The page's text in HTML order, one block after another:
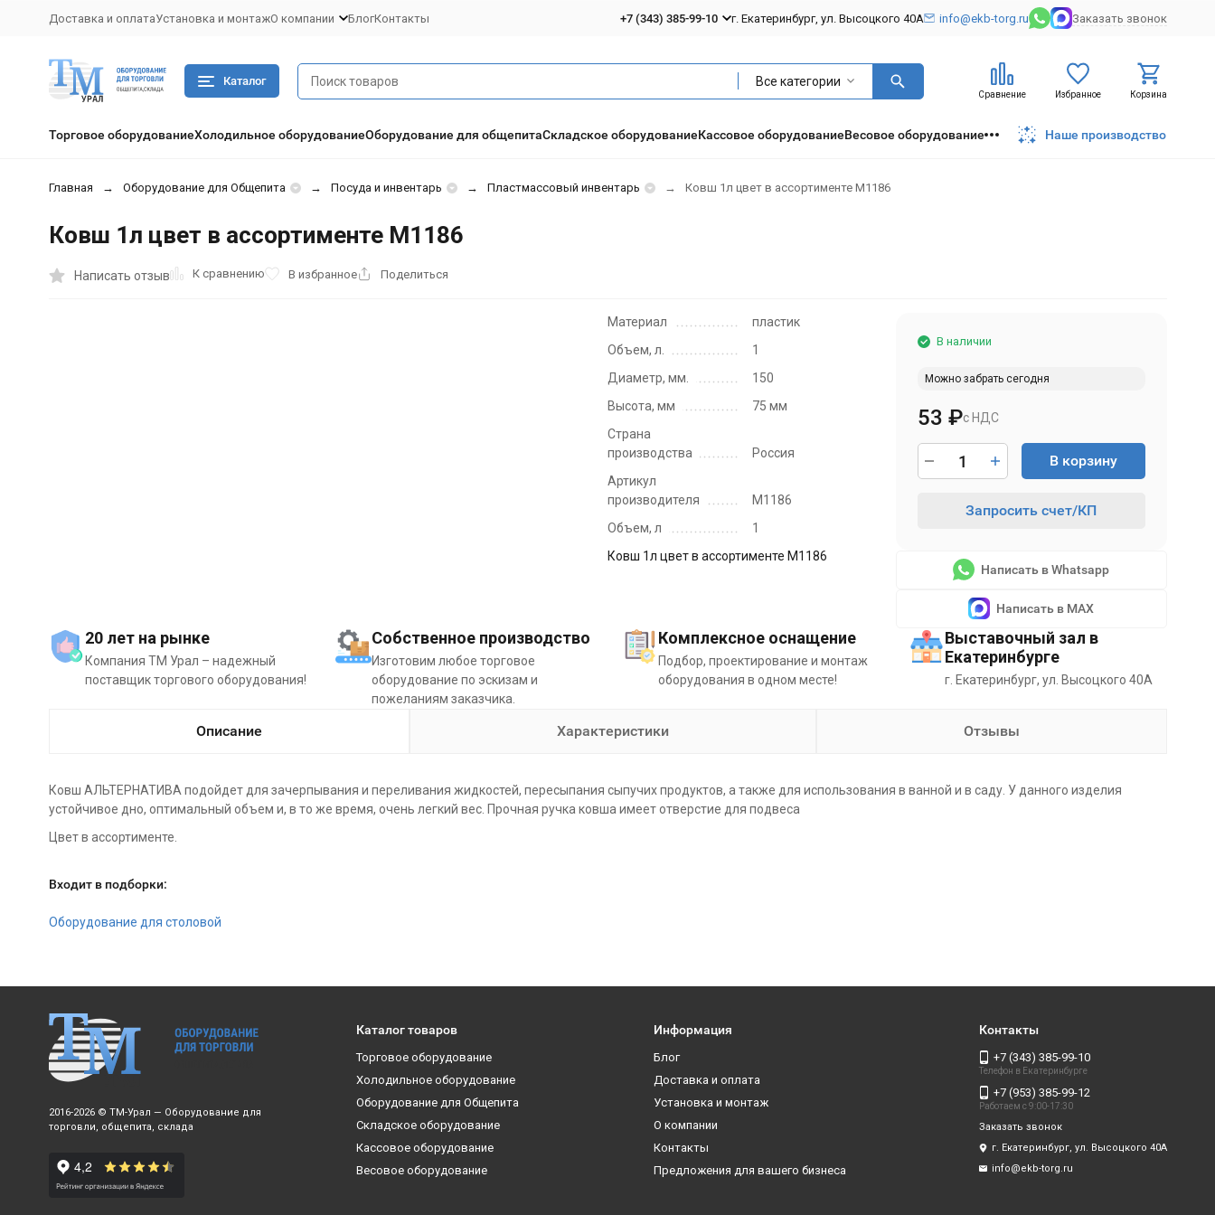
Доставка и оплатаУстановка и монтажО компании БлогКонтакты +7 (343) 385-99-10 г. Екатеринбург, ул. Высоцкого 40А info@ekb-torg.ru Заказать звонок
Каталог Все категории
Сравнение Избранное Корзина
Торговое оборудованиеХолодильное оборудованиеОборудование для общепитаСкладское оборудованиеКассовое оборудованиеВесовое оборудование Наше производство
Главная Оборудование для Общепита Посуда и инвентарь Пластмассовый инвентарь Ковш 1л цвет в ассортименте М1186
Ковш 1л цвет в ассортименте М1186
Написать отзыв К сравнению В избранное Поделиться
Ковш 1л цвет в ассортименте М1186
Материал
пластик
Объем, л.
1
Диаметр, мм.
150
Высота, мм
75 мм
Страна
производства
Россия
Артикул
производителя
М1186
Объем, л
1
В наличии
Можно забрать сегодня
с НДС
53 ₽
В корзину
Запросить счет/КП
Написать в Whatsapp
Написать в MAX
20 лет на рынке
Компания ТМ Урал – надежный
поставщик торгового оборудования!
Собственное производство
Изготовим любое торговое
оборудование по эскизам и
пожеланиям заказчика.
Комплексное оснащение
Подбор, проектирование и монтаж
оборудования в одном месте!
Выставочный зал в
Екатеринбурге
г. Екатеринбург, ул. Высоцкого 40А
Описание Характеристики Отзывы
Ковш АЛЬТЕРНАТИВА подойдет для зачерпывания и переливания жидкостей, пересыпания сыпучих продуктов, а также для использования в ванной и в саду. У данного изделия
устойчивое дно, оптимальный объем и, в то же время, очень легкий вес. Прочная ручка ковша имеет отверстие для подвеса
Цвет в ассортименте.
Входит в подборки:
Оборудование для столовой
2016-2026 © ТМ-Урал — Оборудование для
торговли, общепита, склада
Каталог товаров
Торговое оборудование
Холодильное оборудование
Оборудование для Общепита
Складское оборудование
Кассовое оборудование
Весовое оборудование
Информация
Блог
Доставка и оплата
Установка и монтаж
О компании
Контакты
Предложения для вашего бизнеса
Контакты
+7 (343) 385-99-10
Телефон в Екатеринбурге
+7 (953) 385-99-12
Работаем с 9:00-17:30
Заказать звонок
г. Екатеринбург, ул. Высоцкого 40А
info@ekb-torg.ru